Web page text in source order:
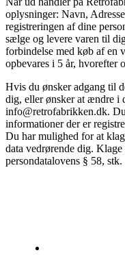
oplysninger: Navn,
registreringen af dine
sælge og levere varen til
forbindelse med køb af en
opbevares i 5 år, hvorefter
Hvis du ønsker adgang til
dig, eller ønsker at ændre i
info@retrofabrikken.dk.
informationer der er
Du har mulighed for at
data vedrørende dig.
persondatalovens § 58, stk.